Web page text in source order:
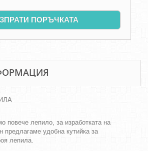
ПОРЪЧКАТА
повече лепило, за изработката на
предлагаме удобна кутийка за
лепила.